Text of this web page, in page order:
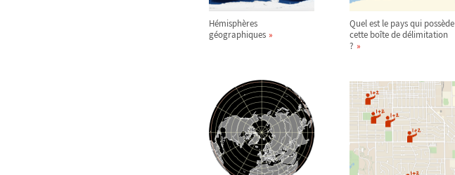
Hémisphères
géographiques
Quel est le pays qui possède
cette boîte de délimitation
?